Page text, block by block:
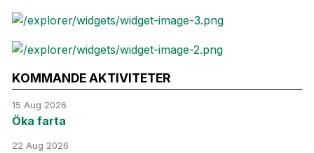
KOMMANDE AKTIVITETER
15 Aug 2026
Öka farta
22 Aug 2026